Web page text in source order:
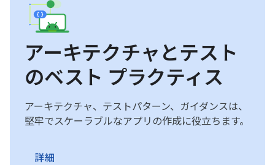
アーキテクチャとテスト
のベスト プラクティス
アーキテクチャ、テストパターン、ガイダンスは、
堅牢でスケーラブルなアプリの作成に役立ちます。
詳細